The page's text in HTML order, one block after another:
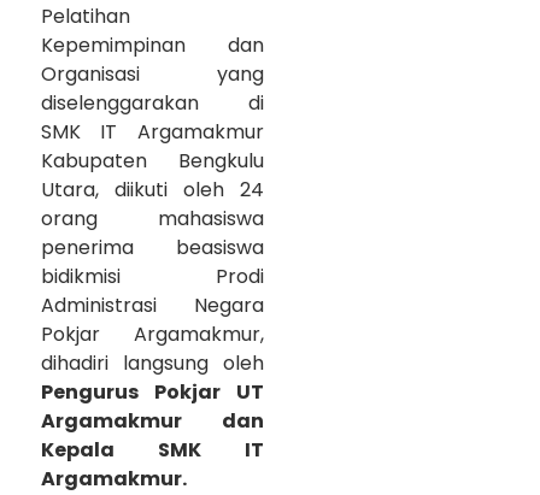
Pelatihan
Kepemimpinan dan
Organisasi yang
diselenggarakan di
SMK IT Argamakmur
Kabupaten Bengkulu
Utara, diikuti oleh 24
orang mahasiswa
penerima beasiswa
bidikmisi Prodi
Administrasi Negara
Pokjar Argamakmur,
dihadiri langsung oleh
Pengurus Pokjar UT
Argamakmur dan
Kepala SMK IT
Argamakmur.